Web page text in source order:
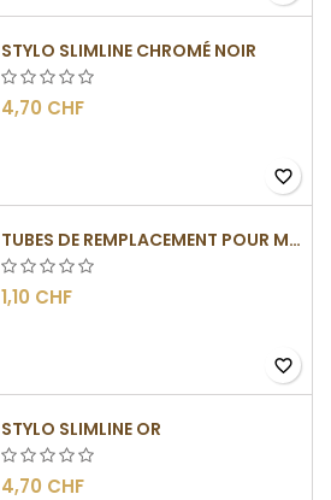
STYLO SLIMLINE CHROMÉ NOIR
4,70 CHF
favorite_border
TUBES DE REMPLACEMENT POUR MÉCANISME SLIMLINE
1,10 CHF
favorite_border
STYLO SLIMLINE OR
4,70 CHF